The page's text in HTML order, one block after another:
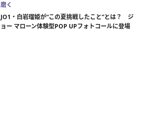
磨く
JO1・白岩瑠姫が“この夏挑戦したこと”とは？ ジ
ョー マローン体験型POP UPフォトコールに登場